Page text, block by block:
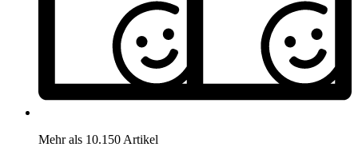
Mehr als 10.150 Artikel